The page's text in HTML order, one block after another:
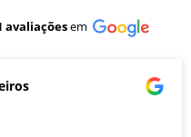
avaliaçõesem